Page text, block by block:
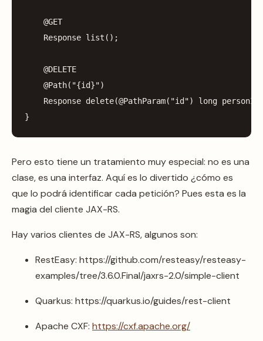
@GET
Response list ();
@DELETE
@Path( "{id}")
Response delete(@PathParam( "id") long personId
}
Pero esto tiene un tratamiento muy especial: no es una
clase, es una interfaz. Aquí es lo divertido ¿cómo es
que lo podrá identificar cada petición? Pues esta es la
magia del cliente JAX-RS.
Hay varios clientes de JAX-RS, algunos son:
RestEasy: https://github.com/resteasy/resteasy-
examples/tree/3.6.0.Final/jaxrs-2.0/simple-client
Quarkus: https://quarkus.io/guides/rest-client
Apache CXF: https://cxf.apache.org/